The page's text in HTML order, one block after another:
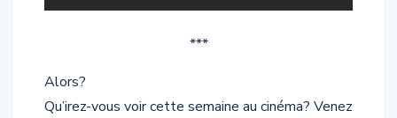
***
Alors?
Qu’irez-vous voir cette semaine au cinéma? Venez